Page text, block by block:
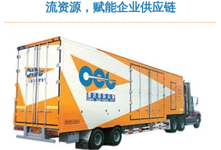
流资源，赋能企业供应链